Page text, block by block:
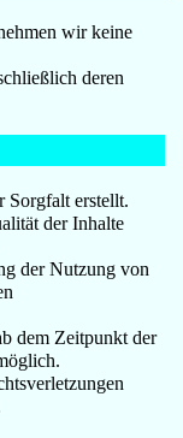
wir keine
deren
Sorgfalt erstellt.
der Inhalte
der Nutzung von
dem Zeitpunkt der